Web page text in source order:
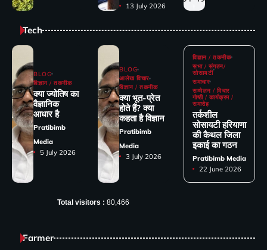
13 July 2026
Tech
BLOG
विज्ञान / तकनीक
क्या ज्योतिष का
वैज्ञानिक
आधार है
Pratibimb
Media
5 July 2026
BLOG
आलेख विचार
विज्ञान / तकनीक
क्या भूत-प्रेत
होते हैं? क्या
कहता है विज्ञान
Pratibimb
Media
3 July 2026
विज्ञान / तकनीक
सभा / संगठन/
सोसायटी
समाचार
सम्मेलन / विचार
गोष्ठी / कार्यक्रम /
समारोह
तर्कशील
सोसायटी हरियाणा
की कैथल जिला
इकाई का गठन
Pratibimb Media
22 June 2026
Total visitors : 80,466
Farmer